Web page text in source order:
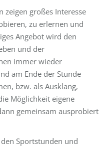
zeigen großes Interesse
zu erlernen und
Angebot wird den
und der
immer wieder
am Ende der Stunde
bzw. als Ausklang,
Möglichkeit eigene
gemeinsam ausprobiert
Sportstunden und